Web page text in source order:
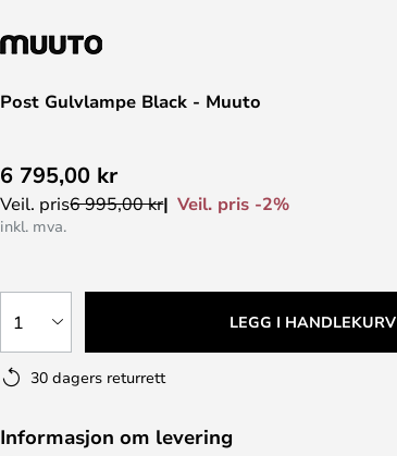
Post Gulvlampe Black - Muuto
6 795,00 kr
Veil. pris6 995,00 kr Veil. pris -2%
inkl. mva.
1 LEGG I HANDLEKURV
30 dagers returrett
Informasjon om levering